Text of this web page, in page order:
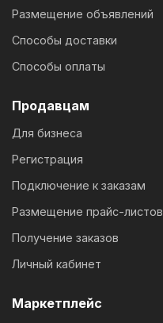
Размещение объявлений
Способы доставки
Способы оплаты
Продавцам
Для бизнеса
Регистрация
Подключение к заказам
Размещение прайс-листов
Получение заказов
Личный кабинет
Маркетплейс